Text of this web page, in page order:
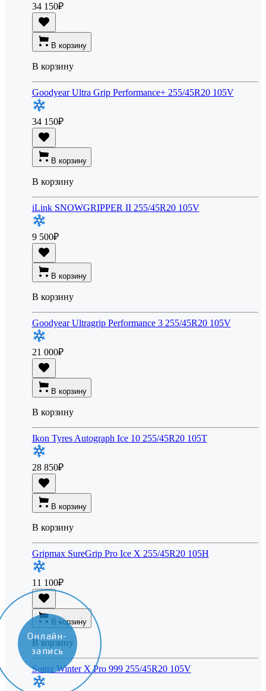
34 150₽
В корзину
В корзину
Goodyear Ultra Grip Performance+ 255/45R20 105V
34 150₽
В корзину
В корзину
iLink SNOWGRIPPER II 255/45R20 105V
9 500₽
В корзину
В корзину
Goodyear Ultragrip Performance 3 255/45R20 105V
21 000₽
В корзину
В корзину
Ikon Tyres Autograph Ice 10 255/45R20 105T
28 850₽
В корзину
В корзину
Gripmax SureGrip Pro Ice X 255/45R20 105H
11 100₽
В корзину
В корзину
Sonix Winter X Pro 999 255/45R20 105V
Онлайн-
запись